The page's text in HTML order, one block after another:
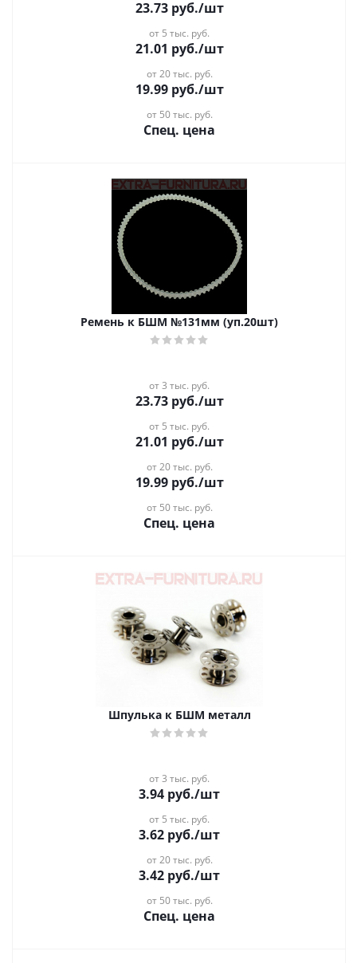
23.73руб./шт
от 5 тыс. руб.
21.01 руб./шт
от 20 тыс. руб.
19.99руб./шт
от 50 тыс. руб.
Спец. цена
Ремень к БШМ №131мм (уп.20шт)
от 3 тыс. руб.
23.73руб./шт
от 5 тыс. руб.
21.01 руб./шт
от 20 тыс. руб.
19.99руб./шт
от 50 тыс. руб.
Спец. цена
Шпулька к БШМ металл
от 3 тыс. руб.
3.94 руб./шт
от 5 тыс. руб.
3.62 руб./шт
от 20 тыс. руб.
3.42 руб./шт
от 50 тыс. руб.
Спец. цена